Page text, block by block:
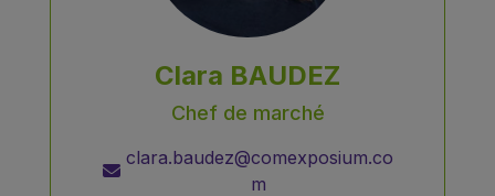
Clara BAUDEZ
Chef de marché
clara.baudez@comexposium.co
m